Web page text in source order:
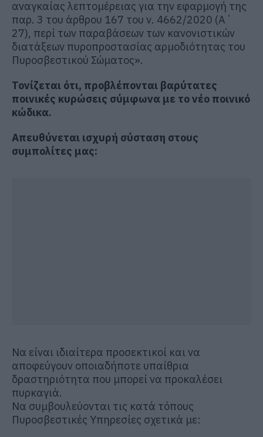
αναγκαίας λεπτομέρειας για την εφαρμογή της
παρ. 3 του άρθρου 167 του ν. 4662/2020 (Α΄
27), περί των παραβάσεων των κανονιστικών
διατάξεων πυροπροστασίας αρμοδιότητας του
Πυροσβεστικού Σώματος».
Τονίζεται ότι, προβλέπονται βαρύτατες
ποινικές κυρώσεις σύμφωνα με το νέο ποινικό
κώδικα.
Απευθύνεται ισχυρή σύσταση στους
συμπολίτες μας:
Να είναι ιδιαίτερα προσεκτικοί και να
αποφεύγουν οποιαδήποτε υπαίθρια
δραστηριότητα που μπορεί να προκαλέσει
πυρκαγιά.
Να συμβουλεύονται τις κατά τόπους
Πυροσβεστικές Υπηρεσίες σχετικά με: